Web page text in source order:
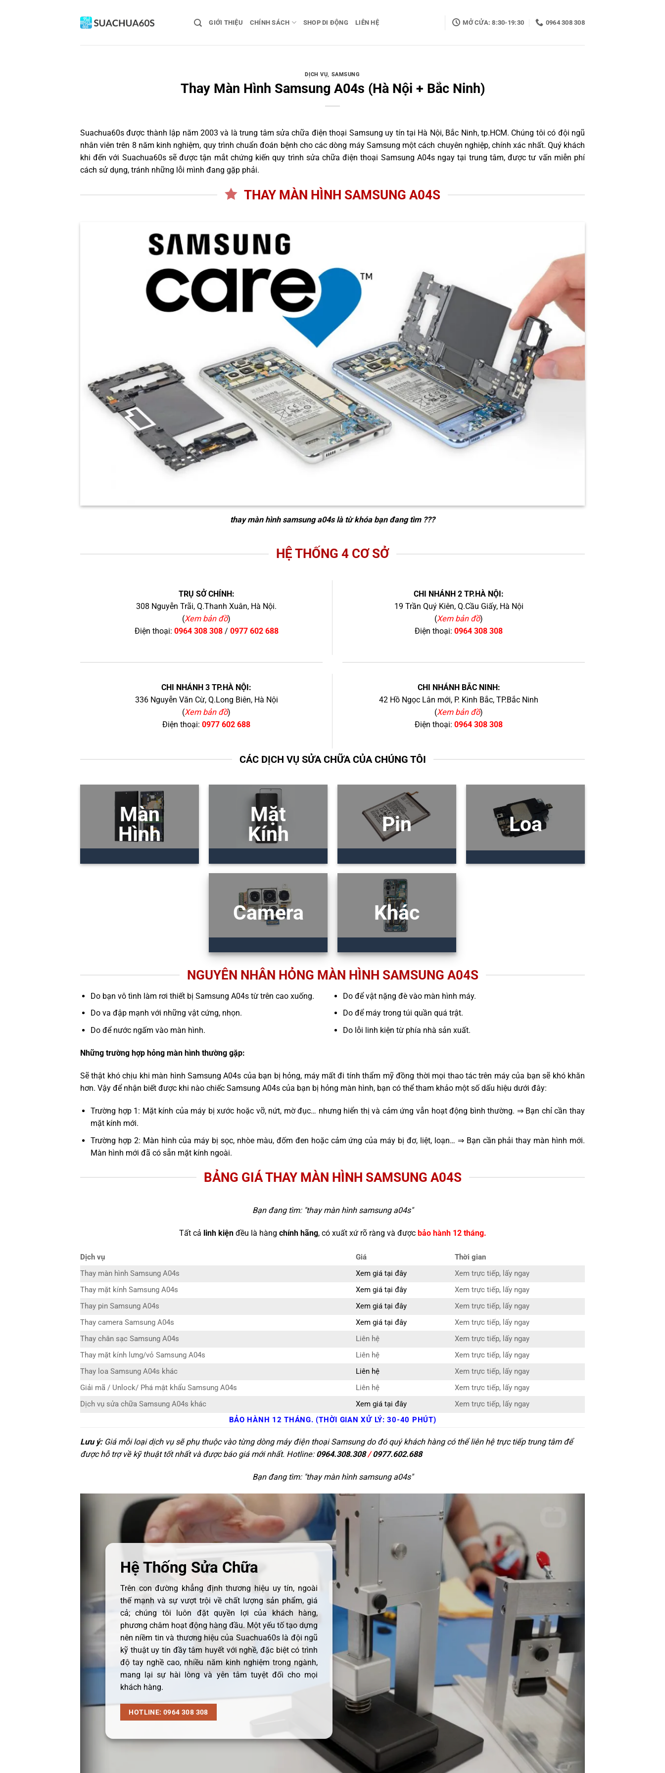
GIỚI THIỆU CHÍNH SÁCH SHOP DI ĐỘNG LIÊN HỆ MỞ CỬA: 8:30-19:30 0964 308 308
DỊCH VỤ, SAMSUNG
Thay Màn Hình Samsung A04s (Hà Nội + Bắc Ninh)
Suachua60s được thành lập năm 2003 và là trung tâm sửa chữa điện thoại Samsung uy tín tại Hà Nội, Bắc Ninh, tp.HCM. Chúng tôi có đội ngũ
nhân viên trên 8 năm kinh nghiệm, quy trình chuẩn đoán bệnh cho các dòng máy Samsung một cách chuyên nghiệp, chính xác nhất. Quý khách
khi đến với Suachua60s sẽ được tận mắt chứng kiến quy trình sửa chữa điện thoại Samsung A04s ngay tại trung tâm, được tư vấn miễn phí
cách sử dụng, tránh những lỗi mình đang gặp phải.
THAY MÀN HÌNH SAMSUNG A04S
thay màn hình samsung a04slà từ khóa bạn đang tìm ???
HỆ THỐNG 4 CƠ SỞ
TRỤ SỞ CHÍNH:
308 Nguyễn Trãi, Q.Thanh Xuân, Hà Nội.
(Xem bản đồ)
Điện thoại: 0964 308 308/ 0977 602 688
CHI NHÁNH 2 TP.HÀ NỘI:
19 Trần Quý Kiên, Q.Cầu Giấy, Hà Nội
(Xem bản đồ)
Điện thoại: 0964 308 308
CHI NHÁNH 3 TP.HÀ NỘI:
336 Nguyễn Văn Cừ, Q.Long Biên, Hà Nội
(Xem bản đồ)
Điện thoại: 0977 602 688
CHI NHÁNH BẮC NINH:
42 Hồ Ngọc Lân mới, P. Kinh Bắc, TP.Bắc Ninh
(Xem bản đồ)
Điện thoại: 0964 308 308
CÁC DỊCH VỤ SỬA CHỮA CỦA CHÚNG TÔI
Màn
Hình
Mặt
Kính
Pin Loa
Camera Khác
NGUYÊN NHÂN HỎNG MÀN HÌNH SAMSUNG A04S
Do bạn vô tình làm rơi thiết bị Samsung A04s từ trên cao xuống.
Do va đập mạnh với những vật cứng, nhọn.
Do để nước ngấm vào màn hình.
Do để vật nặng đè vào màn hình máy.
Do để máy trong túi quần quá trật.
Do lỗi linh kiện từ phía nhà sản xuất.
Những trường hợp hỏng màn hình thường gặp:
Sẽ thật khó chịu khi màn hình Samsung A04s của bạn bị hỏng, máy mất đi tính thẩm mỹ đồng thời mọi thao tác trên máy của bạn sẽ khó khăn
hơn. Vậy để nhận biết được khi nào chiếc Samsung A04s của bạn bị hỏng màn hình, bạn có thể tham khảo một số dấu hiệu dưới đây:
Trường hợp 1: Mặt kính của máy bị xước hoặc vỡ, nứt, mờ đục… nhưng hiển thị và cảm ứng vẫn hoạt động bình thường. ⇒ Bạn chỉ cần thay
mặt kính mới.
Trường hợp 2: Màn hình của máy bị sọc, nhòe màu, đốm đen hoặc cảm ứng của máy bị đơ, liệt, loạn… ⇒ Bạn cần phải thay màn hình mới.
Màn hình mới đã có sẵn mặt kính ngoài.
BẢNG GIÁ THAY MÀN HÌNH SAMSUNG A04S
Bạn đang tìm: "thay màn hình samsung a04s"
Tất cả linh kiệnđều là hàng chính hãng, có xuất xứ rõ ràng và được bảo hành 12 tháng.
Dịch vụ Giá
Thời gian
Thay màn hình Samsung A04s
Xem giá tại đây
Xem trực tiếp, lấy ngay
Thay mặt kính Samsung A04s
Xem giá tại đây
Xem trực tiếp, lấy ngay
Thay pin Samsung A04s
Xem giá tại đây
Xem trực tiếp, lấy ngay
Thay camera Samsung A04s
Xem giá tại đây
Xem trực tiếp, lấy ngay
Thay chân sạc Samsung A04s
Liên hệ
Xem trực tiếp, lấy ngay
Thay mặt kính lưng/vỏ Samsung A04s
Liên hệ
Xem trực tiếp, lấy ngay
Thay loa Samsung A04s khác
Liên hệ
Xem trực tiếp, lấy ngay
Giải mã / Unlock/ Phá mật khẩu Samsung A04s
Liên hệ
Xem trực tiếp, lấy ngay
Dịch vụ sửa chữa Samsung A04s khác
Xem giá tại đây
Xem trực tiếp, lấy ngay
BẢO HÀNH 12 THÁNG. (THỜI GIAN XỬ LÝ: 30-40 PHÚT)
Lưu ý:Giá mỗi loại dịch vụ sẽ phụ thuộc vào từng dòng máy điện thoại Samsung do đó quý khách hàng có thể liên hệ trực tiếp trung tâm để
được hỗ trợ về kỹ thuật tốt nhất và được báo giá mới nhất. Hotline: 0964.308.308/0977.602.688
Bạn đang tìm: "thay màn hình samsung a04s"
Hệ Thống Sửa Chữa
Trên con đường khẳng định thương hiệu uy tín, ngoài
thế mạnh và sự vượt trội về chất lượng sản phẩm, giá
cả; chúng tôi luôn đặt quyền lợi của khách hàng,
phương châm hoạt động hàng đầu. Một yếu tố tạo dựng
nên niềm tin và thương hiệu của Suachua60s là đội ngũ
kỹ thuật uy tín đầy tâm huyết với nghề, đặc biệt có trình
độ tay nghề cao, nhiều năm kinh nghiệm trong ngành,
mang lại sự hài lòng và yên tâm tuyệt đối cho mọi
khách hàng.
HOTLINE: 0964 308 308